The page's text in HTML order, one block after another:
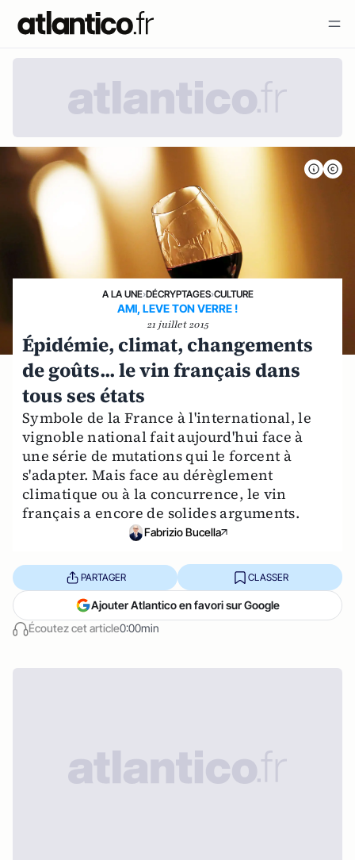
A LA UNE›DÉCRYPTAGES›CULTURE
AMI, LEVE TON VERRE !
21 juillet 2015
Épidémie, climat, changements
de goûts... le vin français dans
tous ses états
Symbole de la France à l'international, le
vignoble national fait aujourd'hui face à
une série de mutations qui le forcent à
s'adapter. Mais face au dérèglement
climatique ou à la concurrence, le vin
français a encore de solides arguments.
Fabrizio Bucella
Écoutez cet article0:00min
PARTAGER CLASSER
Ajouter Atlantico en favori sur Google